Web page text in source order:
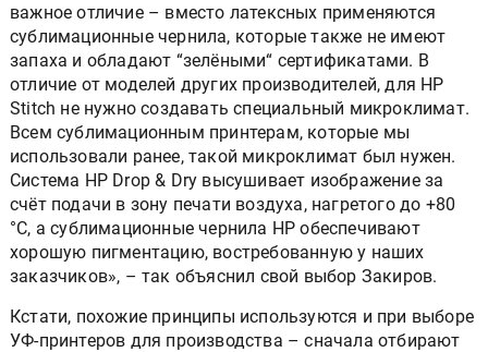
важное отличие – вместо латексных применяются
сублимационные чернила, которые также не имеют
запаха и обладают “зелёными“ сертификатами. В
отличие от моделей других производителей, для HP
Stitch не нужно создавать специальный микроклимат.
Всем сублимационным принтерам, которые мы
использовали ранее, такой микроклимат был нужен.
Система HP Drop & Dry высушивает изображение за
счёт подачи в зону печати воздуха, нагретого до +80
°С, а сублимационные чернила HP обеспечивают
хорошую пигментацию, востребованную у наших
заказчиков», – так объяснил свой выбор Закиров.
Кстати, похожие принципы используются и при выборе
УФ-принтеров для производства – сначала отбирают